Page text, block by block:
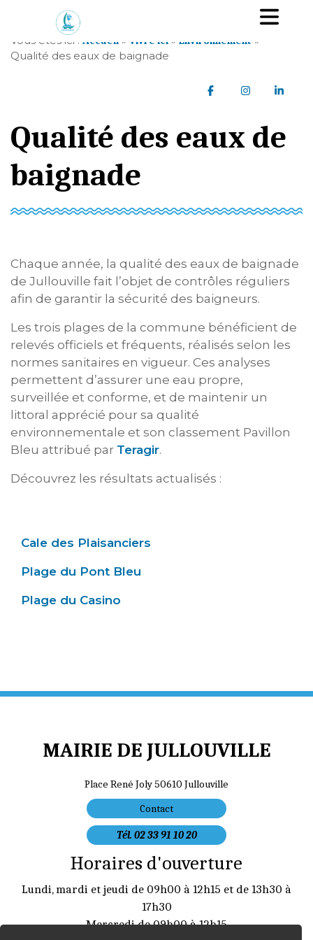
Vous êtes ici : Accueil » Vivre ici » Environnement »
Qualité des eaux de baignade
Partager sur
Partager
Qualité des eaux de
baignade
Chaque année, la qualité des eaux de baignade
de Jullouville fait l’objet de contrôles réguliers
afin de garantir la sécurité des baigneurs.
Les trois plages de la commune bénéficient de
relevés officiels et fréquents, réalisés selon les
normes sanitaires en vigueur. Ces analyses
permettent d’assurer une eau propre,
surveillée et conforme, et de maintenir un
littoral apprécié pour sa qualité
environnementale et son classement Pavillon
Bleu attribué par Teragir.
Découvrez les résultats actualisés :
Cale des Plaisanciers
Plage du Pont Bleu
Plage du Casino
MAIRIE DE JULLOUVILLE
Place René Joly 50610 Jullouville
Contact
Tél. 02 33 91 10 20
Horaires d'ouverture
Lundi, mardi et jeudi de 09h00 à 12h15 et de 13h30 à
17h30
Mercredi de 09h00 à 12h15